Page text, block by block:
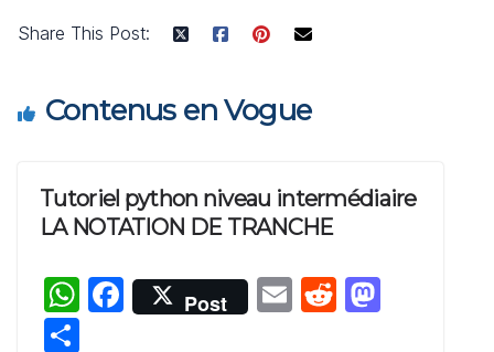
Share This Post:
Contenus en Vogue
Tutoriel python niveau intermédiaire
LA NOTATION DE TRANCHE
W F
a
Post
E
R